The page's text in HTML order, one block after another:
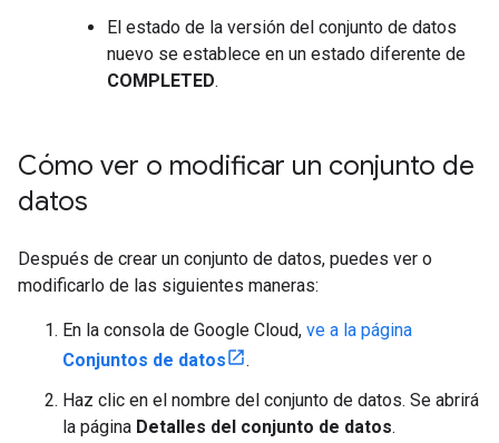
El estado de la versión del conjunto de datos
nuevo se establece en un estado diferente de
COMPLETED.
Cómo ver o modificar un conjunto de
datos
Después de crear un conjunto de datos, puedes ver o
modificarlo de las siguientes maneras:
En la consola de Google Cloud, ve a la página
Conjuntos de datos
.
Haz clic en el nombre del conjunto de datos. Se abrirá
la página Detalles del conjunto de datos.